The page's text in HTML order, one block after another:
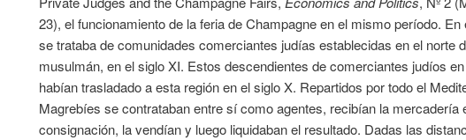
23), el funcionamiento de la feria de Champagne en el mismo período.
se trataba de comunidades comerciantes judías establecidas en el norte
musulmán, en el siglo XI. Estos descendientes de comerciantes judíos
habían trasladado a esta región en el siglo X. Repartidos por todo el
Magrebíes se contrataban entre sí como agentes, recibían la mercadería
consignación, la vendían y luego liquidaban el resultado. Dadas las